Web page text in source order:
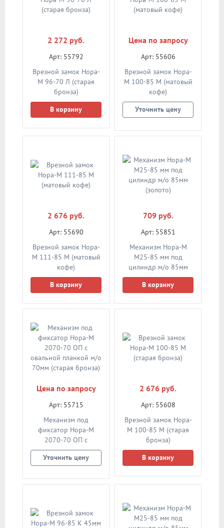
2 272 руб.
Арт: 55792
Врезной замок Нора-
М 96-70 Л (старая
бронза)
В корзину
Цена по запросу
Арт: 55606
Врезной замок Нора-
М 100-85 М (матовый
кофе)
Уточнить цену
2 676 руб.
Арт: 55690
Врезной замок Нора-
М 111-85 М (матовый
кофе)
В корзину
709 руб.
Арт: 55851
Механизм Нора-М
M25-85 мм под
цилиндр м/о 85мм
(золото)
В корзину
Цена по запросу
Арт: 55715
Механизм под
фиксатор Нора-М
2070-70 ОП с
овальной планкой м/о
70мм (старая бронза)
Уточнить цену
2 676 руб.
Арт: 55608
Врезной замок Нора-
М 100-85 М (старая
бронза)
В корзину